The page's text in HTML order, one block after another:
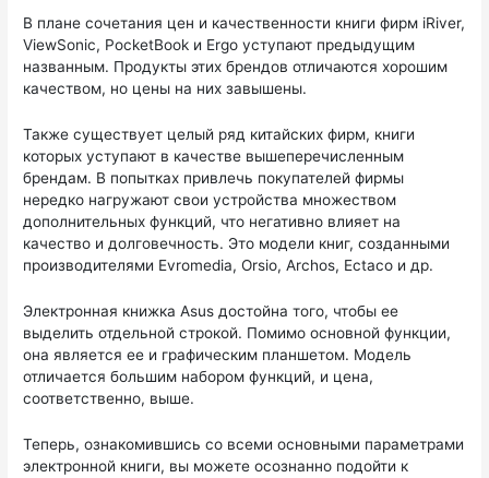
В плане сочетания цен и качественности книги фирм iRiver,
ViewSonic, PocketBook и Ergo уступают предыдущим
названным. Продукты этих брендов отличаются хорошим
качеством, но цены на них завышены.
Также существует целый ряд китайских фирм, книги
которых уступают в качестве вышеперечисленным
брендам. В попытках привлечь покупателей фирмы
нередко нагружают свои устройства множеством
дополнительных функций, что негативно влияет на
качество и долговечность. Это модели книг, созданными
производителями Evromedia, Orsio, Archos, Ectaco и др.
Электронная книжка Asus достойна того, чтобы ее
выделить отдельной строкой. Помимо основной функции,
она является ее и графическим планшетом. Модель
отличается большим набором функций, и цена,
соответственно, выше.
Теперь, ознакомившись со всеми основными параметрами
электронной книги, вы можете осознанно подойти к